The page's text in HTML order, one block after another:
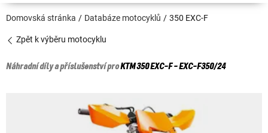
Domovská stránka Databáze motocyklů 350 EXC-F
Zpět k výběru motocyklu
Náhradní díly a příslušenství proKTM350 EXC-F - EXC-F350/24